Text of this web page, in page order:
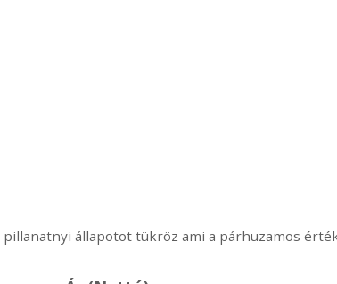
állapotot tükröz ami a párhuzamos